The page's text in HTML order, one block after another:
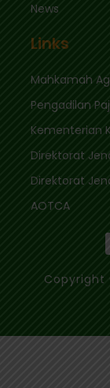
News
Links
Mahkamah
Pengadilan
Kementerian
Direktorat
Direktorat
AOTCA
Copyright